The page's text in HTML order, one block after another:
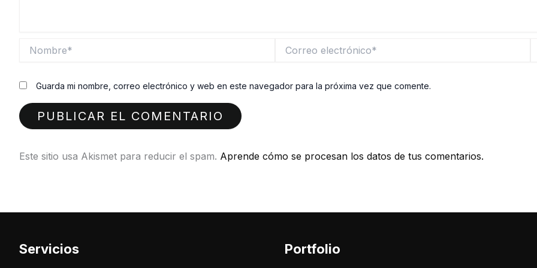
electrónico*
Guarda mi nombre, correo electrónico y web en este navegador para la próxima vez que comente.
Este sitio usa Akismet para reducir el spam. Aprende cómo se procesan los datos de tus comentarios.
Servicios Portfolio